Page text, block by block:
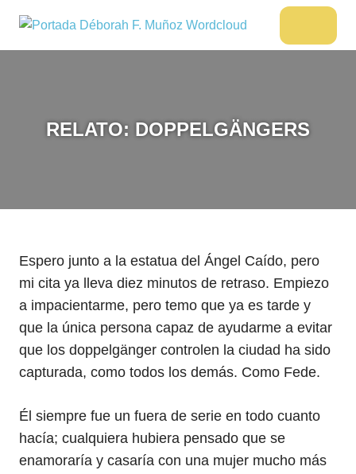
contenido
DÉBORAH
RELATO: DOPPELGÄNGERS
Espero junto a la estatua del Ángel Caído, pero
mi cita ya lleva diez minutos de retraso. Empiezo
a impacientarme, pero temo que ya es tarde y
que la única persona capaz de ayudarme a evitar
que los doppelgänger controlen la ciudad ha sido
capturada, como todos los demás. Como Fede.
Él siempre fue un fuera de serie en todo cuanto
hacía; cualquiera hubiera pensado que se
enamoraría y casaría con una mujer mucho más